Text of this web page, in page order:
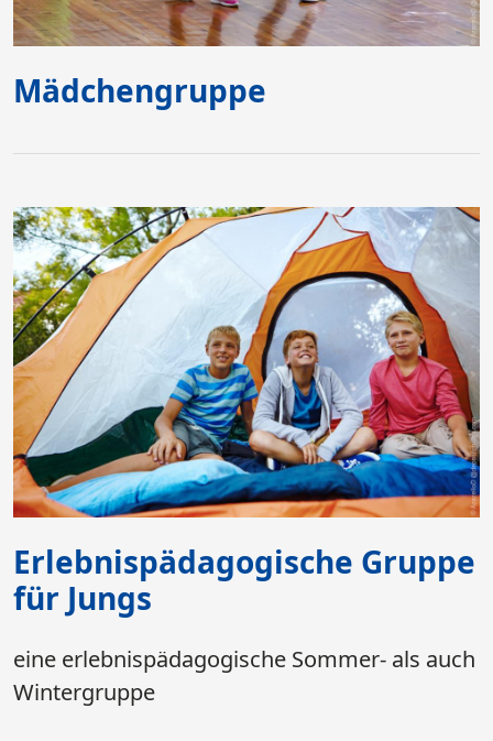
Mädchengruppe
Erlebnispädagogische Gruppe
für Jungs
eine erlebnispädagogische Sommer- als auch
Wintergruppe